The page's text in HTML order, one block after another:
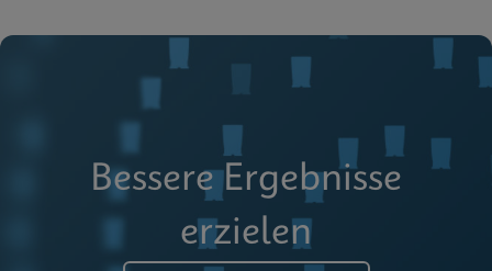
Bessere Ergebnisse
erzielen